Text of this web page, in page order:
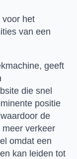
voor het
van een
geeft
die snel
positie
de
verkeer
omdat een
kan leiden tot